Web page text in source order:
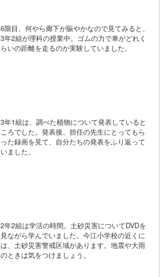
6限目、何やら廊下が賑やかなので見てみると、
3年2組が理科の授業中。ゴムの力で車がどれく
らいの距離を走るのか実験していました。
3年1組は、調べた植物について発表していると
ころでした。発表後、担任の先生にとってもら
った録画を見て、自分たちの発表をふり返って
いました。
2年2組は学活の時間。土砂災害についてDVDを
見ながら学んでいました。今江小学校の近くに
は、土砂災害警戒区域があります。地震や大雨
のときは気をつけましょう。